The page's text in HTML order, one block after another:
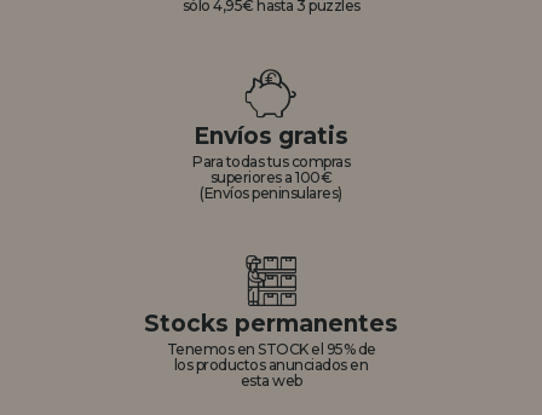
sólo 4,95€ hasta 3 puzzles
Envíos gratis
Para todas tus compras
superiores a 100€
(Envíos peninsulares)
Stocks permanentes
Tenemos en STOCK el 95% de
los productos anunciados en
esta web